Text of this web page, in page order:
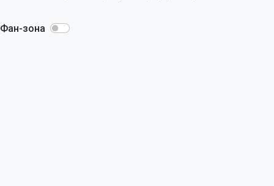
Фан-зона